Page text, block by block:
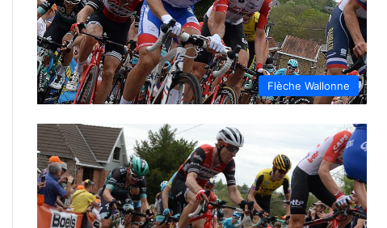
Flèche Wallonne